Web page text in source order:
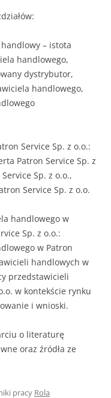
– istota
handlowego,
dystrybutor,
handlowego,
Service Sp. z o.o.:
Patron Service Sp. z
Sp. z o.o.,
Service Sp. z o.o.
handlowego w
Sp. z o.o.:
w Patron
handlowych w
przedstawicieli
w kontekście rynku
i wnioski.
o literaturę
oraz źródła ze
pracy Rola